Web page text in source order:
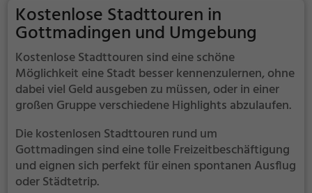
Kostenlose Stadttouren in
Gottmadingen und Umgebung
Kostenlose Stadttouren sind eine schöne
Möglichkeit eine Stadt besser kennenzulernen, ohne
dabei viel Geld ausgeben zu müssen, oder in einer
großen Gruppe verschiedene Highlights abzulaufen.
Die kostenlosen Stadttouren rund um
Gottmadingen sind eine tolle Freizeitbeschäftigung
und eignen sich perfekt für einen spontanen Ausflug
oder Städtetrip.